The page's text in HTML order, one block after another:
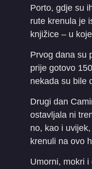
Porto, gdje su
rute krenula je
knjižice – u
Prvog dana su
prije gotovo
nekada su bile
Drugi dan
ostavljala ni
no, kao i
krenuli na ovo
Umorni, mokri